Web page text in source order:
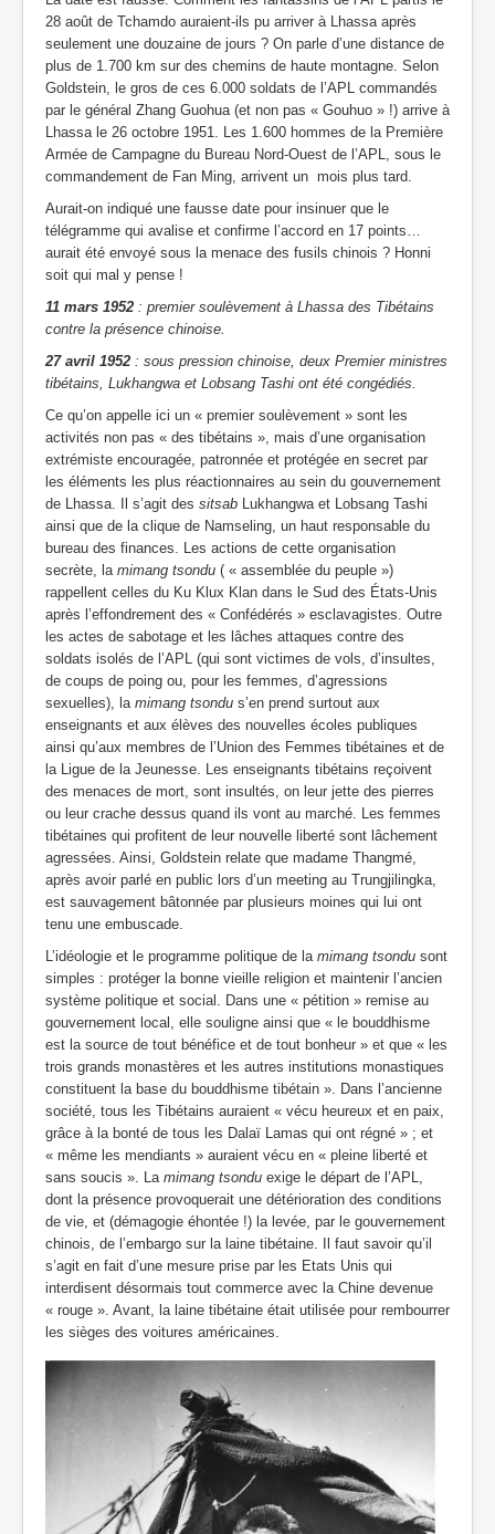
28 août de Tchamdo auraient-ils pu arriver à Lhassa après
seulement une douzaine de jours ? On parle d’une distance de
plus de 1.700 km sur des chemins de haute montagne. Selon
Goldstein, le gros de ces 6.000 soldats de l’APL commandés
par le général Zhang Guohua (et non pas « Gouhuo » !) arrive à
Lhassa le 26 octobre 1951. Les 1.600 hommes de la Première
Armée de Campagne du Bureau Nord-Ouest de l’APL, sous le
commandement de Fan Ming, arrivent un mois plus tard.
Aurait-on indiqué une fausse date pour insinuer que le
télégramme qui avalise et confirme l’accord en 17 points…
aurait été envoyé sous la menace des fusils chinois ? Honni
soit qui mal y pense !
11 mars 1952 : premier soulèvement à Lhassa des Tibétains
contre la présence chinoise.
27 avril 1952 : sous pression chinoise, deux Premier ministres
tibétains, Lukhangwa et Lobsang Tashi ont été congédiés.
Ce qu’on appelle ici un « premier soulèvement » sont les
activités non pas « des tibétains », mais d’une organisation
extrémiste encouragée, patronnée et protégée en secret par
les éléments les plus réactionnaires au sein du gouvernement
de Lhassa. Il s’agit des sitsab Lukhangwa et Lobsang Tashi
ainsi que de la clique de Namseling, un haut responsable du
bureau des finances. Les actions de cette organisation
secrète, la mimang tsondu ( « assemblée du peuple »)
rappellent celles du Ku Klux Klan dans le Sud des États-Unis
après l’effondrement des « Confédérés » esclavagistes. Outre
les actes de sabotage et les lâches attaques contre des
soldats isolés de l’APL (qui sont victimes de vols, d’insultes,
de coups de poing ou, pour les femmes, d’agressions
sexuelles), la mimang tsondu s’en prend surtout aux
enseignants et aux élèves des nouvelles écoles publiques
ainsi qu’aux membres de l’Union des Femmes tibétaines et de
la Ligue de la Jeunesse. Les enseignants tibétains reçoivent
des menaces de mort, sont insultés, on leur jette des pierres
ou leur crache dessus quand ils vont au marché. Les femmes
tibétaines qui profitent de leur nouvelle liberté sont lâchement
agressées. Ainsi, Goldstein relate que madame Thangmé,
après avoir parlé en public lors d’un meeting au Trungjilingka,
est sauvagement bâtonnée par plusieurs moines qui lui ont
tenu une embuscade.
L’idéologie et le programme politique de la mimang tsondu sont
simples : protéger la bonne vieille religion et maintenir l’ancien
système politique et social. Dans une « pétition » remise au
gouvernement local, elle souligne ainsi que « le bouddhisme
est la source de tout bénéfice et de tout bonheur » et que « les
trois grands monastères et les autres institutions monastiques
constituent la base du bouddhisme tibétain ». Dans l’ancienne
société, tous les Tibétains auraient « vécu heureux et en paix,
grâce à la bonté de tous les Dalaï Lamas qui ont régné » ; et
« même les mendiants » auraient vécu en « pleine liberté et
sans soucis ». La mimang tsondu exige le départ de l’APL,
dont la présence provoquerait une détérioration des conditions
de vie, et (démagogie éhontée !) la levée, par le gouvernement
chinois, de l’embargo sur la laine tibétaine. Il faut savoir qu’il
s’agit en fait d’une mesure prise par les Etats Unis qui
interdisent désormais tout commerce avec la Chine devenue
« rouge ». Avant, la laine tibétaine était utilisée pour rembourrer
les sièges des voitures américaines.